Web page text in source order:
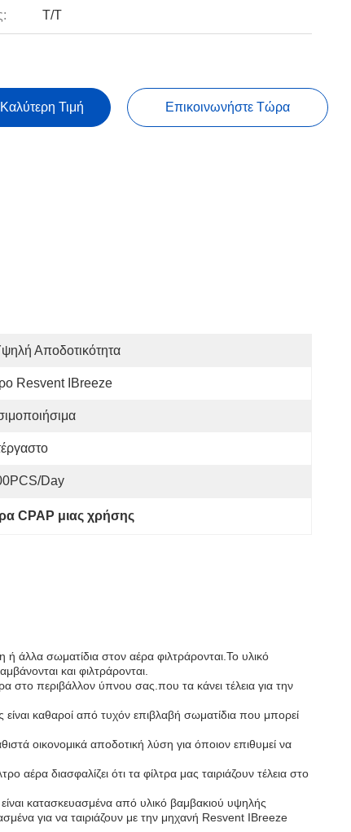
T/T
Τιμή Επικοινωνήστε Τώρα
Αποδοτικότητα
Resvent IBreeze
Day
CPAP μιας χρήσης
άλλα σωματίδια στον αέρα φιλτράρονται.Το υλικό
και φιλτράρονται.
στο περιβάλλον ύπνου σας.που τα κάνει τέλεια για την
είναι καθαροί από τυχόν επιβλαβή σωματίδια που μπορεί
οικονομικά αποδοτική λύση για όποιον επιθυμεί να
διασφαλίζει ότι τα φίλτρα μας ταιριάζουν τέλεια στο
κατασκευασμένα από υλικό βαμβακιού υψηλής
για να ταιριάζουν με την μηχανή Resvent IBreeze